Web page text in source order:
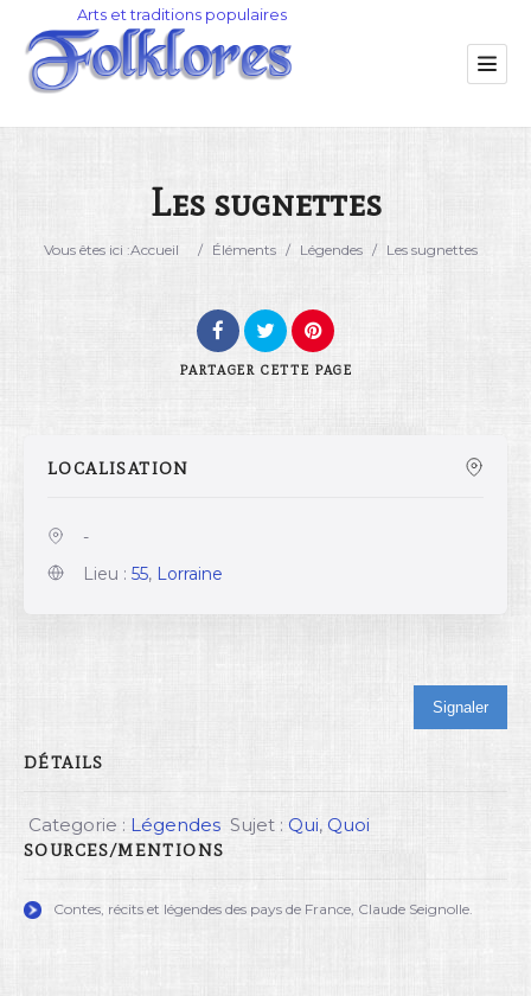
Catégorie
Les sugnettes
Vous êtes ici :Accueil / Éléments / Légendes / Les sugnettes
PARTAGER CETTE PAGE
LOCALISATION
-
Lieu : 55, Lorraine
Signaler
DÉTAILS
Categorie : Légendes Sujet : Qui, Quoi
SOURCES/MENTIONS
Contes, récits et légendes des pays de France, Claude Seignolle.